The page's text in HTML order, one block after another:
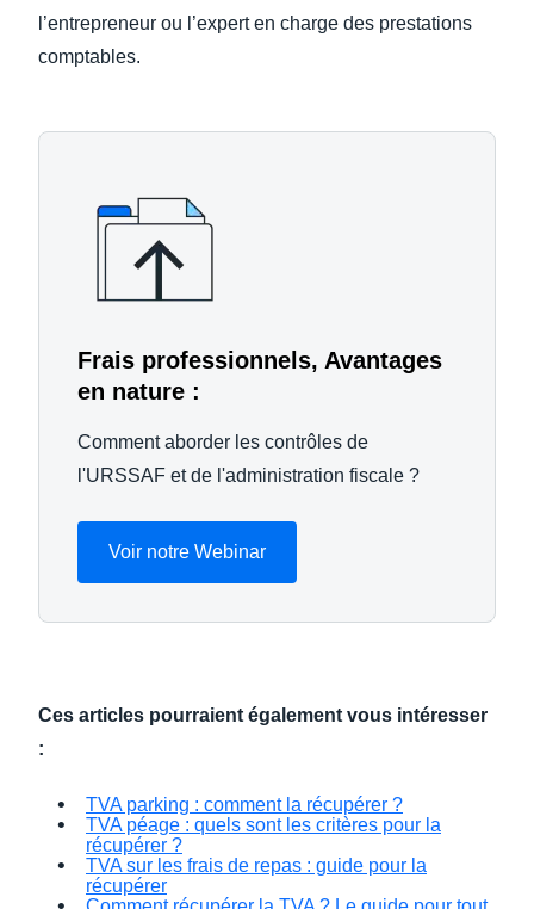
l’entrepreneur ou l’expert en charge des prestations
comptables.
Frais professionnels, Avantages
en nature :
Comment aborder les contrôles de
l'URSSAF et de l'administration fiscale ?
Voir notre Webinar
Ces articles pourraient également vous intéresser
:
TVA parking : comment la récupérer ?
TVA péage : quels sont les critères pour la
récupérer ?
TVA sur les frais de repas : guide pour la
récupérer